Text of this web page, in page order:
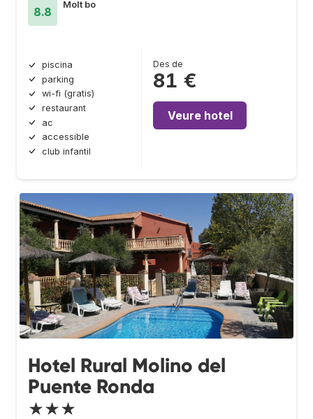
8.8
Molt bo
piscina
parking
wi-fi (gratis)
restaurant
ac
accessible
club infantil
Des de
81 €
Veure hotel
Hotel Rural Molino del
Puente Ronda
★★★